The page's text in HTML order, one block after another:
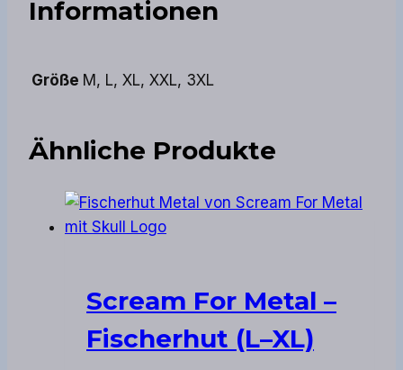
Informationen
Größe M, L, XL, XXL, 3XL
Ähnliche Produkte
Scream For Metal –
Fischerhut (L–XL)